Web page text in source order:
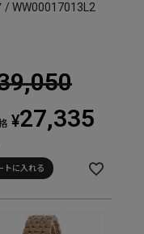
/ WW00017013L2
¥27,335
トに入れる